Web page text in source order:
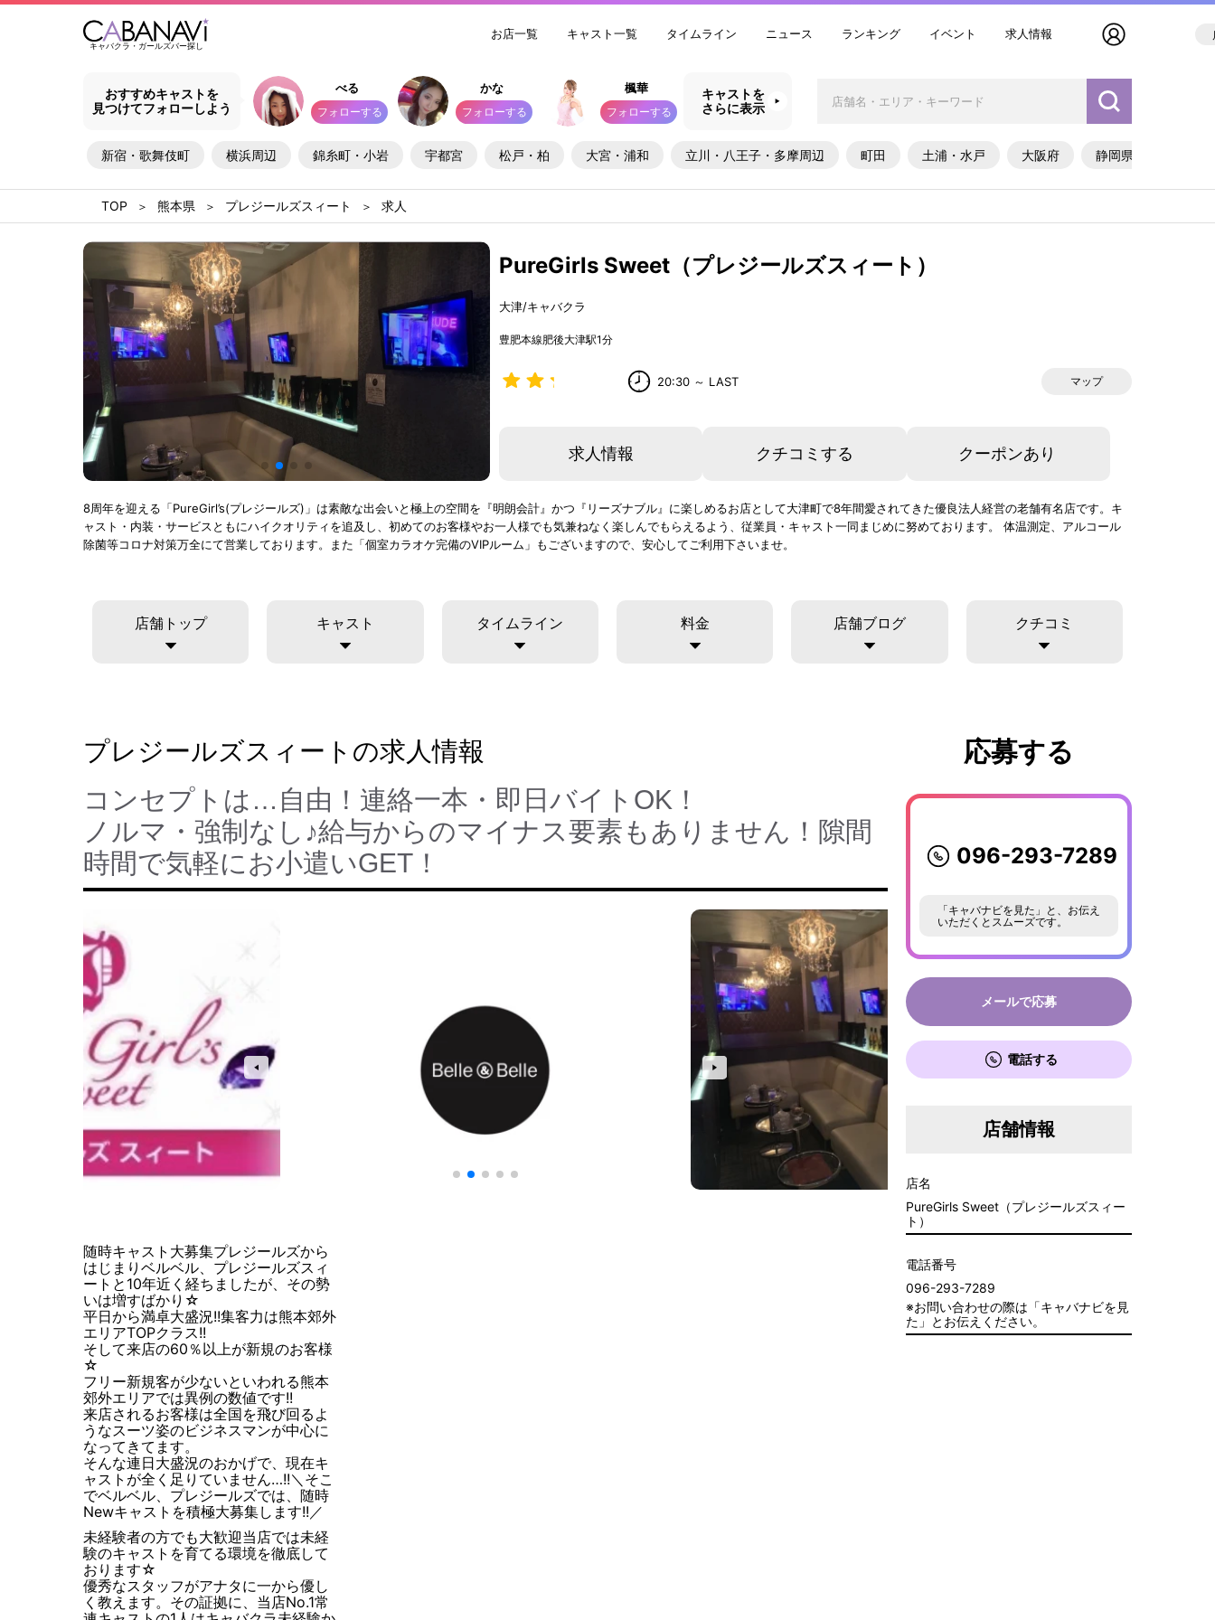
キャバクラ・ガールズバー探し
お店一覧 キャスト一覧 タイムライン ニュース ランキング イベント 求人情報
おすすめキャストを
見つけてフォローしよう
べる
フォローする
かな
フォローする
楓華
フォローする
キャストを
さらに表示
新宿・歌舞伎町 横浜周辺 錦糸町・小岩 宇都宮 松戸・柏 大宮・浦和 立川・八王子・多摩周辺 町田 土浦・水戸 大阪府 静岡県
熊本県 プレジールズスィート 求人
PureGirls Sweet（プレジールズスィート）
大津/キャバクラ
豊肥本線肥後大津駅1分
20:30 ～ LAST マップ
求人情報 クチコミする クーポンあり
8周年を迎える「PureGirl’s(プレジールズ)」は素敵な出会いと極上の空間を『明朗会計』かつ『リーズナブル』に楽しめるお店として大津町で8年間愛されてきた優良法人経営の老舗有名店です。キ
ャスト・内装・サービスともにハイクオリティを追及し、初めてのお客様やお一人様でも気兼ねなく楽しんでもらえるよう、従業員・キャスト一同まじめに努めております。 体温測定、アルコール
除菌等コロナ対策万全にて営業しております。また「個室カラオケ完備のVIPルーム」もございますので、安心してご利用下さいませ。
店舗トップ キャスト タイムライン 料金 店舗ブログ クチコミ
プレジールズスィートの求人情報
コンセプトは…自由！連絡一本・即日バイトOK！
ノルマ・強制なし♪給与からのマイナス要素もありません！隙間
時間で気軽にお小遣いGET！
随時キャスト大募集プレジールズから
はじまりベルベル、プレジールズスィ
ートと10年近く経ちましたが、その勢
いは増すばかり☆
平日から満卓大盛況!!集客力は熊本郊外
エリアTOPクラス!!
そして来店の60％以上が新規のお客様
☆
フリー新規客が少ないといわれる熊本
郊外エリアでは異例の数値です!!
来店されるお客様は全国を飛び回るよ
うなスーツ姿のビジネスマンが中心に
なってきてます。
そんな連日大盛況のおかげで、現在キ
ャストが全く足りていません…!!＼そこ
でベルベル、プレジールズでは、随時
Newキャストを積極大募集します!!／
未経験者の方でも大歓迎当店では未経
験のキャストを育てる環境を徹底して
おります☆
優秀なスタッフがアナタに一から優し
く教えます。その証拠に、当店No.1常
応募する
096-293-7289
「キャバナビを見た」と、お伝え
いただくとスムーズです。
メールで応募
電話する
店舗情報
店名
PureGirls Sweet（プレジールズスィー
ト）
電話番号
096-293-7289
※お問い合わせの際は「キャバナビを見
た」とお伝えください。